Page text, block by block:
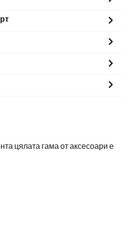
цялата гама от аксесоари е